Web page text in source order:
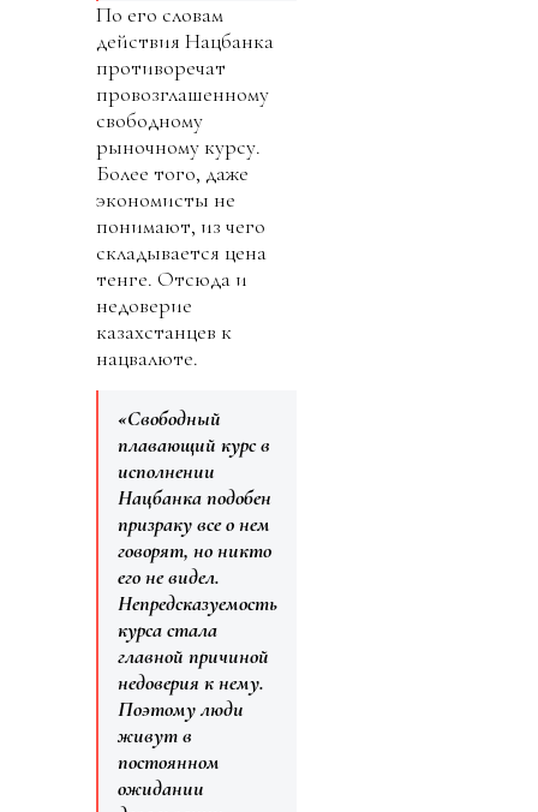
По его словам
действия Нацбанка
противоречат
провозглашенному
свободному
рыночному курсу.
Более того, даже
экономисты не
понимают, из чего
складывается цена
тенге. Отсюда и
недоверие
казахстанцев к
нацвалюте.
«Свободный
плавающий курс в
исполнении
Нацбанка подобен
призраку все о нем
говорят, но никто
его не видел.
Непредсказуемость
курса стала
главной причиной
недоверия к нему.
Поэтому люди
живут в
постоянном
ожидании